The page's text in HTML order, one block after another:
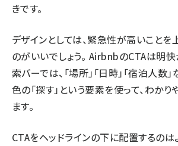
きです。
デザインとしては、緊急性が高いことを
のがいいでしょう。 AirbnbのCTAは明快
索バーでは、「場所」「日時」「宿泊人数
色の「探す」という要素を使って、わか
ます。
CTAをヘッドラインの下に配置するのは